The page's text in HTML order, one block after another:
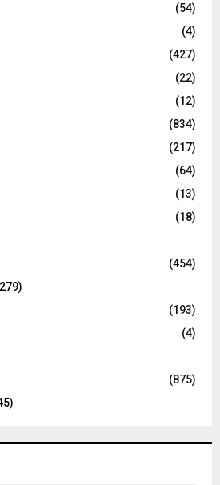
C
(54)
(4)
(427)
(22)
(12)
(834)
(217)
(64)
(13)
(18)
(454)
(193)
(4)
(875)